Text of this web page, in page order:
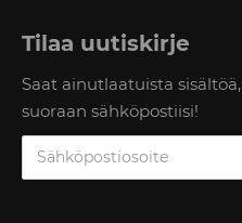
Tilaa uutiskirje
Saat ainutlaatuista
suoraan sähköpostiisi!